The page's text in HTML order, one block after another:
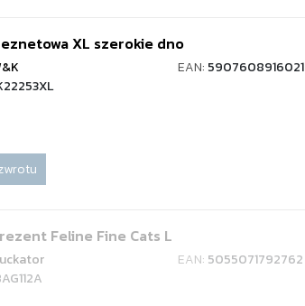
XL szerokie dno
EAN: 5907608916021
Feline Fine Cats L
EAN: 5055071792762